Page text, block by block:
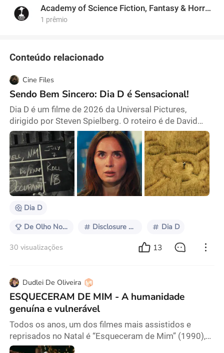
Academy of Science Fiction, Fantasy & Horror Films, USA
1 prêmio
Conteúdo relacionado
Cine Files
Sendo Bem Sincero: Dia D é Sensacional!
Dia D é um filme de 2026 da Universal Pictures,
dirigido por Steven Spielberg. O roteiro é de David
Koepp, baseado em uma história original do próprio
Spielberg. O elenco é liderado por Emily Blunt e Josh
O'Connor, com Colin Firth e Colman Domingo em
papéis coadjuvantes. A trilha sonora foi composta
pelo colaborador de longa data de Spielberg, John
Williams. Produzido com um orçamento de US$ 115
Dia D
De Olho Nos Lançamentos Disclosure Day Dia D
30 visualizações 13
Dudlei De Oliveira
ESQUECERAM DE MIM - A humanidade
genuína e vulnerável
Todos os anos, um dos filmes mais assistidos e
reprisados no Natal é “Esqueceram de Mim” (1990),
seja na TV ou em sessões especiais no cinema. Há